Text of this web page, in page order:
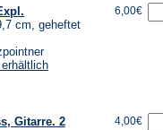
cm, geheftet
erhältlich
6,00€
Gitarre. 2
4,00€